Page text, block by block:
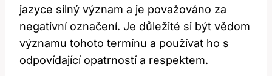
jazyce silný význam a je považováno za
negativní označení. Je důležité si být vědom
významu tohoto termínu a používat ho s
odpovídající opatrností a respektem.